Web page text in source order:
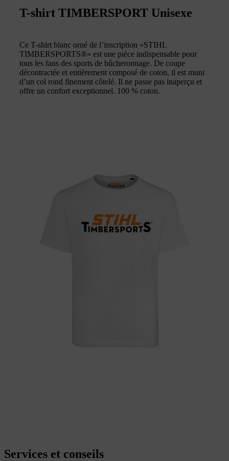
T-shirt TIMBERSPORT Unisexe
Ce T-shirt blanc orné de l’inscription »STIHL
TIMBERSPORTS®« est une pièce indispensable pour
tous les fans des sports de bûcheronnage. De coupe
décontractée et entièrement composé de coton, il est muni
d’un col rond finement côtelé. Il ne passe pas inaperçu et
offre un confort exceptionnel. 100 % coton.
Services et conseils